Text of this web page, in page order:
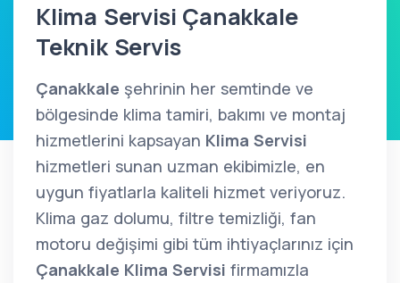
Klima Servisi Çanakkale
Teknik Servis
Çanakkale şehrinin her semtinde ve
bölgesinde klima tamiri, bakımı ve montaj
hizmetlerini kapsayan Klima Servisi
hizmetleri sunan uzman ekibimizle, en
uygun fiyatlarla kaliteli hizmet veriyoruz.
Klima gaz dolumu, filtre temizliği, fan
motoru değişimi gibi tüm ihtiyaçlarınız için
Çanakkale Klima Servisi firmamızla